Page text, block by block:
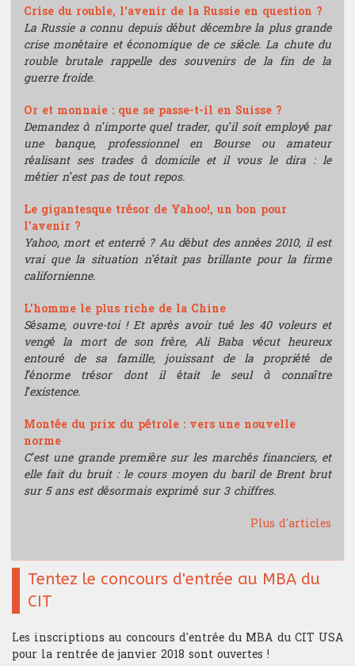
Crise du rouble, l'avenir de la Russie en question ?
La Russie a connu depuis début décembre la plus grande
crise monétaire et économique de ce siècle. La chute du
rouble brutale rappelle des souvenirs de la fin de la
guerre froide.
Or et monnaie : que se passe-t-il en Suisse ?
Demandez à n’importe quel trader, qu’il soit employé par
une banque, professionnel en Bourse ou amateur
réalisant ses trades à domicile et il vous le dira : le
métier n’est pas de tout repos.
Le gigantesque trésor de Yahoo!, un bon pour
l'avenir ?
Yahoo, mort et enterré ? Au début des années 2010, il est
vrai que la situation n’était pas brillante pour la firme
californienne.
L'homme le plus riche de la Chine
Sésame, ouvre-toi ! Et après avoir tué les 40 voleurs et
vengé la mort de son frère, Ali Baba vécut heureux
entouré de sa famille, jouissant de la propriété de
l’énorme trésor dont il était le seul à connaître
l’existence.
Montée du prix du pétrole : vers une nouvelle
norme
C’est une grande première sur les marchés financiers, et
elle fait du bruit : le cours moyen du baril de Brent brut
sur 5 ans est désormais exprimé sur 3 chiffres.
Plus d'articles
Tentez le concours d'entrée au MBA du
CIT
Les inscriptions au concours d'entrée du MBA du CIT USA
pour la rentrée de janvier 2018 sont ouvertes !